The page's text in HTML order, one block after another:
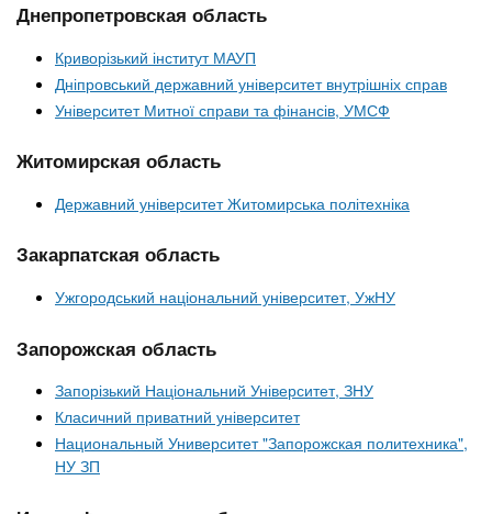
Днепропетровская область
Криворізький інститут МАУП
Дніпровський державний університет внутрішніх справ
Університет Митної справи та фінансів, УМСФ
Житомирская область
Державний університет Житомирська політехніка
Закарпатская область
Ужгородський національний університет, УжНУ
Запорожская область
Запорізький Національний Університет, ЗНУ
Класичний приватний університет
Национальный Университет "Запорожская политехника",
НУ ЗП